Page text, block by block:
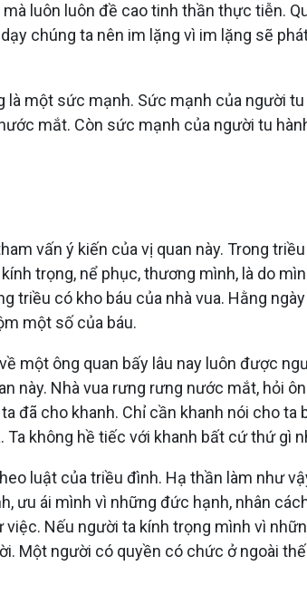
luôn luôn đề cao tinh thần thực tiễn.
chúng ta nên im lặng vì im lặng sẽ
một sức mạnh. Sức mạnh của người
mắt. Còn sức mạnh của người tu
vấn ý kiến của vị quan này. Trong
trọng, nể phục, thương mình, là do
có kho báu của nhà vua. Hằng
một số của báu.
một ông quan bấy lâu nay luôn được
này. Nhà vua rưng rưng nước mắt, hỏi
đã cho khanh. Chỉ cần khanh nói cho
không hề tiếc với khanh bất cứ thứ gì
luật của triều đình. Hạ thần làm như
ưu ái mình vì những đức hạnh, nhân
Nếu người ta kính trọng mình vì
Một người có quyền có chức ở ngoài